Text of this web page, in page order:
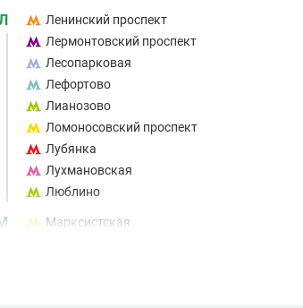
Ленинский проспект
Лермонтовский проспект
Лесопарковая
Лефортово
Лианозово
Ломоносовский проспект
Лубянка
Лухмановская
Люблино
Марксистская